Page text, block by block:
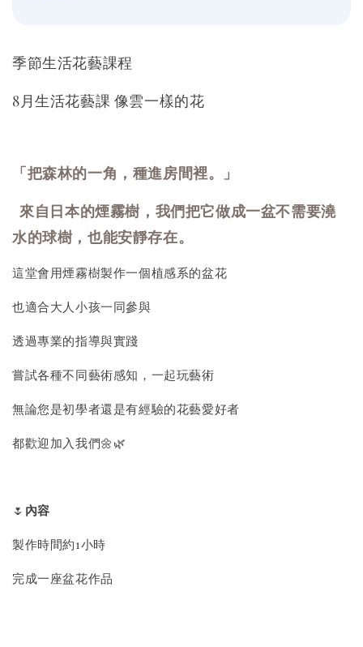
季節生活花藝課程
8月生活花藝課 像雲一樣的花
「把森林的一角，種進房間裡。」
來自日本的煙霧樹，我們把它做成一盆不需要澆
水的球樹，也能安靜存在。
這堂會用煙霧樹製作一個植感系的盆花
也適合大人小孩一同參與
透過專業的指導與實踐
嘗試各種不同藝術感知，一起玩藝術
無論您是初學者還是有經驗的花藝愛好者
都歡迎加入我們🌼🌿
🌷 內容
製作時間約1小時
完成一座盆花作品